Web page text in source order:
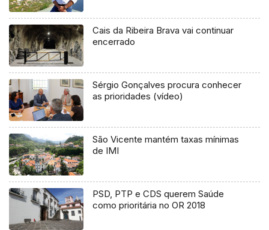
Cais da Ribeira Brava vai continuar
encerrado
Sérgio Gonçalves procura conhecer
as prioridades (vídeo)
São Vicente mantém taxas mínimas
de IMI
PSD, PTP e CDS querem Saúde
como prioritária no OR 2018